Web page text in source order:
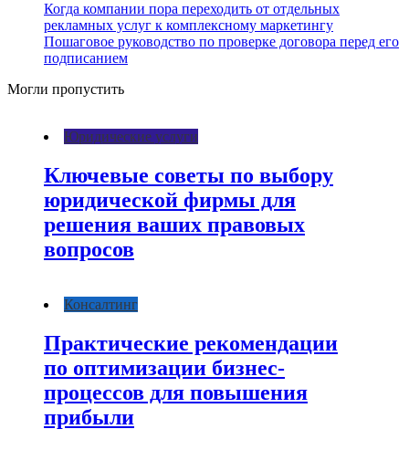
Когда компании пора переходить от отдельных
рекламных услуг к комплексному маркетингу
Пошаговое руководство по проверке договора перед его
подписанием
Могли пропустить
Юридические услуги
Ключевые советы по выбору
юридической фирмы для
решения ваших правовых
вопросов
Консалтинг
Практические рекомендации
по оптимизации бизнес-
процессов для повышения
прибыли